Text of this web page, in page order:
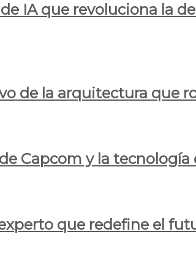
IA que revoluciona la
de la arquitectura que
Capcom y la
que redefine el